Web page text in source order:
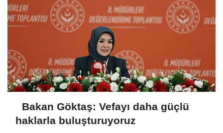
Bakan Göktaş: Vefayı daha güçlü
haklarla buluşturuyoruz